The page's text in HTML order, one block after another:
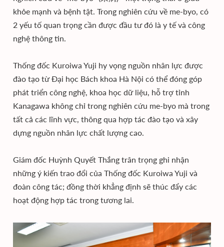
khỏe mạnh và bệnh tật. Trong nghiên cứu về me-byo, có
2 yếu tố quan trọng cần được đầu tư đó là y tế và công
nghệ thông tin.
Thống đốc Kuroiwa Yuji hy vọng nguồn nhân lực được
đào tạo từ Đại học Bách khoa Hà Nội có thể đóng góp
phát triển công nghệ, khoa học dữ liệu, hỗ trợ tỉnh
Kanagawa không chỉ trong nghiên cứu me-byo mà trong
tất cả các lĩnh vực, thông qua hợp tác đào tạo và xây
dựng nguồn nhân lực chất lượng cao.
Giám đốc Huỳnh Quyết Thắng trân trọng ghi nhận
những ý kiến trao đổi của Thống đốc Kuroiwa Yuji và
đoàn công tác; đồng thời khẳng định sẽ thúc đẩy các
hoạt động hợp tác trong tương lai.